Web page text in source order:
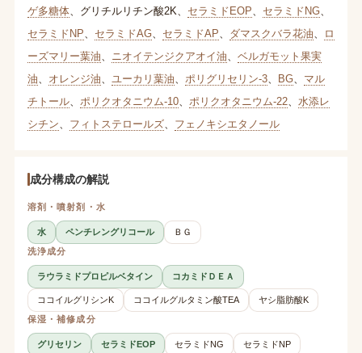
ゲ多糖体、 グリチルリチン酸2K セラミドEOP セラミドNG、
セラミドNP
セラミドAG、 セラミドAP ダマスクバラ花油
ロ
ーズマリー葉油
ニオイテンジクアオイ油
ベルガモット果実
油
オレンジ油 ユーカリ葉油 ポリグリセリン-3、 BG、 マル
チトール、 ポリクオタニウム-10、 ポリクオタニウム-22、 水添レ
シチン
フィトステロールズ、 フェノキシエタノール
成分構成の解説
溶剤・噴射剤・水
水 ペンチレングリコール
ＢＧ
洗浄成分
ラウラミドプロピルベタイン コカミドＤＥＡ
ココイルグリシンK ココイルグルタミン酸TEA
ヤシ脂肪酸K
保湿・補修成分
グリセリン セラミドEOP セラミドNG セラミドNP